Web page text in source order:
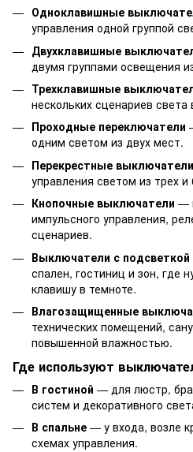
Одноклавишные
управления одной группой
Двухклавишные
двумя группами освещения
Трехклавишные
нескольких сценариев света
Проходные переключатели
одним светом из двух мест.
Перекрестные выключатели
управления светом из трех и
Кнопочные выключатели —
импульсного управления,
сценариев.
Выключатели с подсветкой
спален, гостиниц и зон, где
клавишу в темноте.
Влагозащищенные
технических помещений,
повышенной влажностью.
Где используют
В гостиной — для люстр,
систем и декоративного
В спальне — у входа, возле
схемах управления.